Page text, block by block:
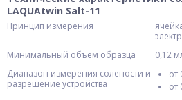
LAQUAtwin Salt-11
Принцип измерения
Минимальный объем образца
0,12
Диапазон измерения солености и
разрешение устройства
от
от